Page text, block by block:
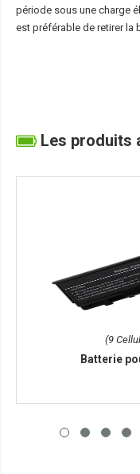
période sous une charge
est préférable de retirer la
Les produits
(9
Batterie